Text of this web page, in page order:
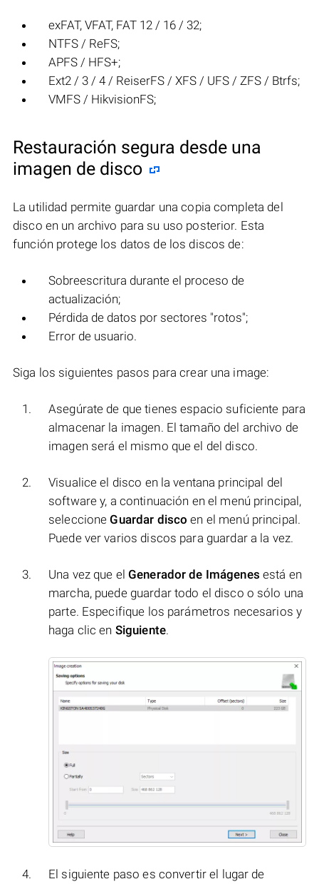
exFAT, VFAT, FAT 12 / 16 / 32;
NTFS / ReFS;
APFS / HFS+;
Ext2 / 3 / 4 / ReiserFS / XFS / UFS / ZFS / Btrfs;
VMFS / HikvisionFS;
Restauración segura desde una
imagen de disco
La utilidad permite guardar una copia completa del
disco en un archivo para su uso posterior. Esta
función protege los datos de los discos de:
Sobreescritura durante el proceso de
actualización;
Pérdida de datos por sectores "rotos";
Error de usuario.
Siga los siguientes pasos para crear una image:
Asegúrate de que tienes espacio suficiente para
almacenar la imagen. El tamaño del archivo de
imagen será el mismo que el del disco.
Visualice el disco en la ventana principal del
software y, a continuación en el menú principal,
seleccioneGuardar disco en el menú principal.
Puede ver varios discos para guardar a la vez.
Una vez que el Generador de Imágenes está en
marcha, puede guardar todo el disco o sólo una
parte. Especifique los parámetros necesarios y
haga clic en Siguiente.
El siguiente paso es convertir el lugar de